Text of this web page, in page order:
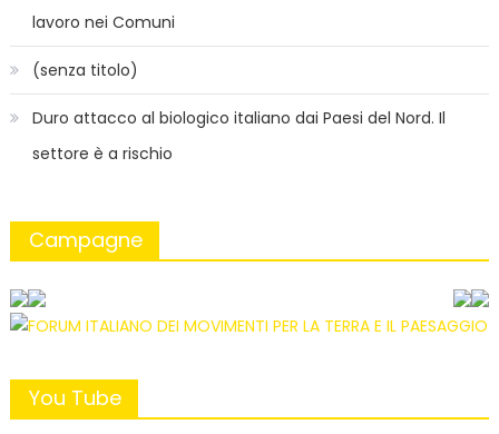
lavoro nei Comuni
(senza titolo)
Duro attacco al biologico italiano dai Paesi del Nord. Il
settore è a rischio
Campagne
You Tube